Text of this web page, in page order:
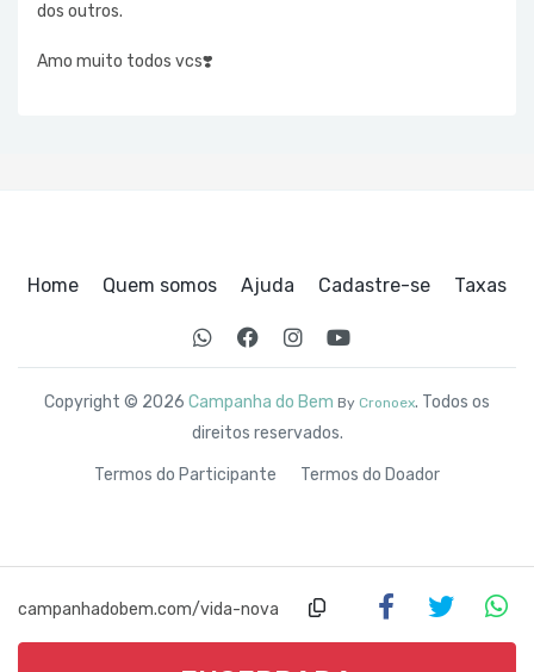
dos outros.
Amo muito todos vcs❣️
campanhadobem.com/vida-nova
Home Quem somos Ajuda Cadastre-se Taxas
Copyright © 2026 Campanha do Bem By Cronoex. Todos os
direitos reservados.
Termos do Participante Termos do Doador